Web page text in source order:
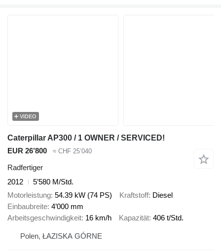
VIDEO
Caterpillar AP300 / 1 OWNER / SERVICED!
EUR 26’800
≈ CHF 25’040
Radfertiger
2012
5’580 M/Std.
Motorleistung 54.39 kW (74 PS) Kraftstoff Diesel
Einbaubreite 4’000 mm
Arbeitsgeschwindigkeit 16 km/h Kapazität 406 t/Std.
Polen, ŁAZISKA GÓRNE